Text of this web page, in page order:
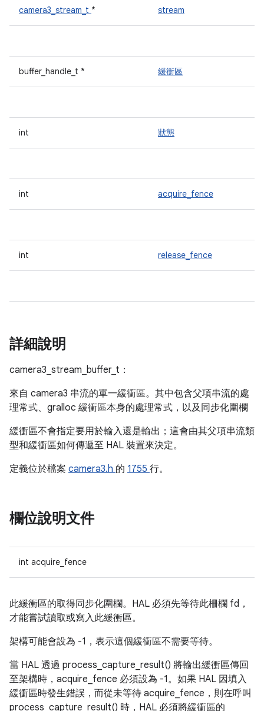
camera3_stream_t * stream
buffer_handle_t * 緩衝區
int 狀態
int acquire_fence
int release_fence
詳細說明
camera3_stream_buffer_t：
來自 camera3 串流的單一緩衝區。其中包含父項串流的處
理常式、gralloc 緩衝區本身的處理常式，以及同步化圍欄
緩衝區不會指定要用於輸入還是輸出；這會由其父項串流類
型和緩衝區如何傳遞至 HAL 裝置來決定。
定義位於檔案 camera3.h 的 1755 行。
欄位說明文件
int acquire_fence
此緩衝區的取得同步化圍欄。HAL 必須先等待此柵欄 fd，
才能嘗試讀取或寫入此緩衝區。
架構可能會設為 -1，表示這個緩衝區不需要等待。
當 HAL 透過 process_capture_result() 將輸出緩衝區傳回
至架構時，acquire_fence 必須設為 -1。如果 HAL 因填入
緩衝區時發生錯誤，而從未等待 acquire_fence，則在呼叫
process_capture_result() 時，HAL 必須將緩衝區的